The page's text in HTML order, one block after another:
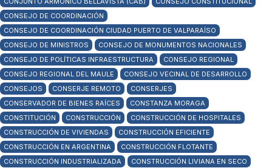
CONSEJO DE COORDINACIÓN
CONSEJO DE COORDINACIÓN CIUDAD PUERTO DE VALPARAÍSO
CONSEJO DE MINISTROS
CONSEJO DE MONUMENTOS NACIONALES
CONSEJO DE POLÍTICAS INFRAESTRUCTURA
CONSEJO REGIONAL
CONSEJO REGIONAL DEL MAULE
CONSEJO VECINAL DE DESARROLLO
CONSEJOS
CONSERJE REMOTO
CONSERJES
CONSERVADOR DE BIENES RAÍCES
CONSTANZA MORAGA
CONSTITUCIÓN
CONSTRUCCIÓN
CONSTRUCCIÓN DE HOSPITALES
CONSTRUCCIÓN DE VIVIENDAS
CONSTRUCCIÓN EFICIENTE
CONSTRUCCIÓN EN ARGENTINA
CONSTRUCCIÓN FLOTANTE
CONSTRUCCIÓN INDUSTRIALIZADA
CONSTRUCCIÓN LIVIANA EN SECO